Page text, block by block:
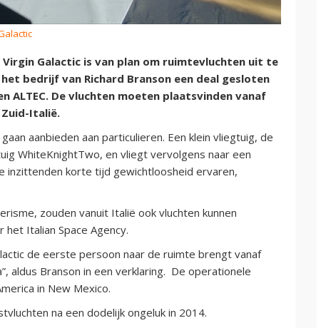
Virgin Galactic is van plan om ruimtevluchten uit te
bedrijf van Richard Branson een deal gesloten
ALTEC. De vluchten moeten plaatsvinden vanaf
Italië.
aanbieden aan particulieren. Een klein vliegtuig, de
WhiteKnightTwo, en vliegt vervolgens naar een
inzittenden korte tijd gewichtloosheid ervaren,
zouden vanuit Italië ook vluchten kunnen
Italian Space Agency.
de eerste persoon naar de ruimte brengt vanaf
aldus Branson in een verklaring. De operationele
in New Mexico.
na een dodelijk ongeluk in 2014.